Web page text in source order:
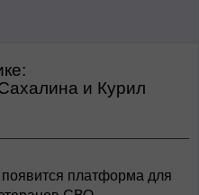
и Курил
платформа для